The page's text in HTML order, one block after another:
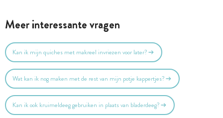
Meer interessante vragen
Kan ik mijn quiches met makreel invriezen voor later?
Wat kan ik nog maken met de rest van mijn potje kappertjes?
Kan ik ook kruimeldeeg gebruiken in plaats van bladerdeeg?